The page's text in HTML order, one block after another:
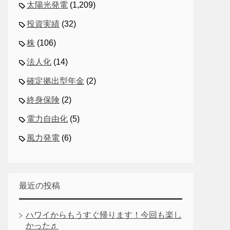
太陽光発電 (1,209)
投資実績 (32)
株 (106)
法人化 (14)
確定拠出型年金 (2)
終身保険 (2)
電力自由化 (5)
風力発電 (6)
最近の投稿
ハワイからもうすぐ帰ります！今回も楽し
かった♬